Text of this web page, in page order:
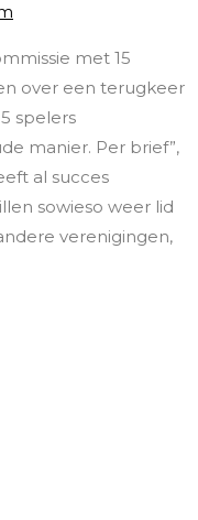
met 15
over een terugkeer
spelers
manier. Per brief”,
al succes
sowieso weer lid
verenigingen,